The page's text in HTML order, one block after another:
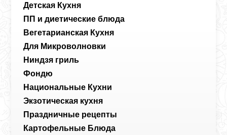
Детская Кухня
ПП и диетические блюда
Вегетарианская Кухня
Для Микроволновки
Ниндзя гриль
Фондю
Национальные Кухни
Экзотическая кухня
Праздничные рецепты
Картофельные Блюда